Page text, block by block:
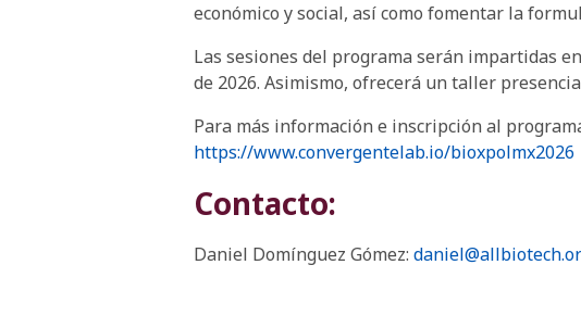
económico y social, así como fomentar la
Las sesiones del programa serán impartidas
de 2026. Asimismo, ofrecerá un taller
Para más información e inscripción al
https://www.convergentelab.io/bioxpolmx2026
Contacto:
Daniel Domínguez Gómez: